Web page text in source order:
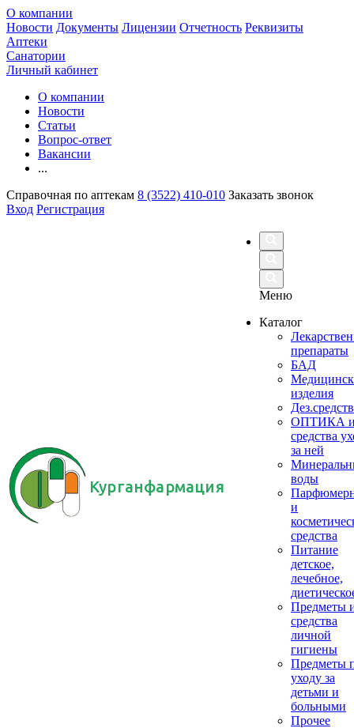
О компании
Новости Документы Лицензии Отчетность Реквизиты
Аптеки
Санатории
Личный кабинет
О компании
Новости
Статьи
Вопрос-ответ
Вакансии
...
Справочная по аптекам 8 (3522) 410-010 Заказать звонок
Вход Регистрация
Курганфармация
Меню
Каталог
препараты
БАД
изделия
ОПТИКА
средства
за ней
воды
и
средства
Питание
детское,
лечебное,
Предметы
средства
личной
гигиены
Предметы
уходу за
детьми и
больными
Прочее